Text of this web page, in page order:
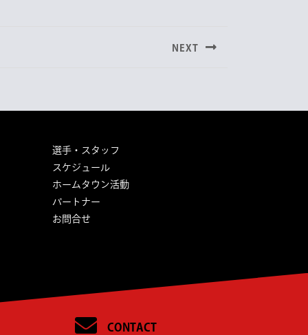
NEXT
選手・スタッフ
スケジュール
ホームタウン活動
パートナー
お問合せ
CONTACT